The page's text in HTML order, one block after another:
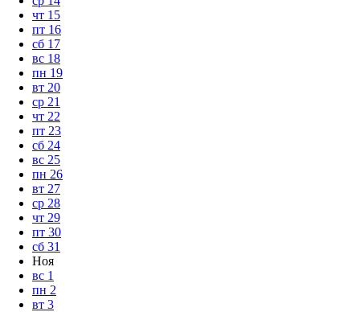
чт 15
пт 16
сб 17
вс 18
пн 19
вт 20
ср 21
чт 22
пт 23
сб 24
вс 25
пн 26
вт 27
ср 28
чт 29
пт 30
сб 31
Ноя
вс 1
пн 2
вт 3